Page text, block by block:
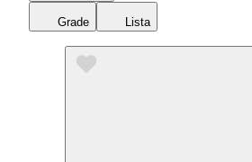
Grade Lista